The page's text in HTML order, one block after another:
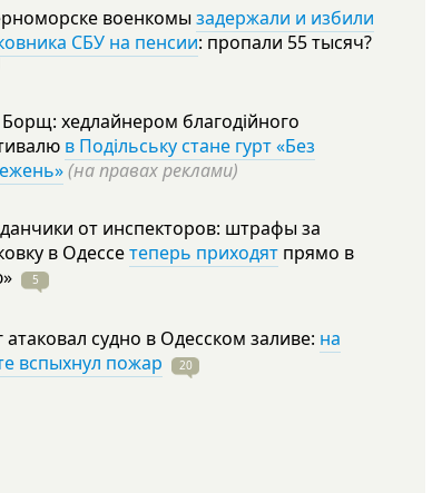
военкомы задержали и избили
СБУ на пенсии: пропали 55тысяч?
хедлайнером благодійного
в Подільську стане гурт «Без
(на правах реклами)
от инспекторов: штрафы за
в Одессетеперь приходят прямо в
5
атаковал судно в Одесском заливе: на
вспыхнул пожар
20